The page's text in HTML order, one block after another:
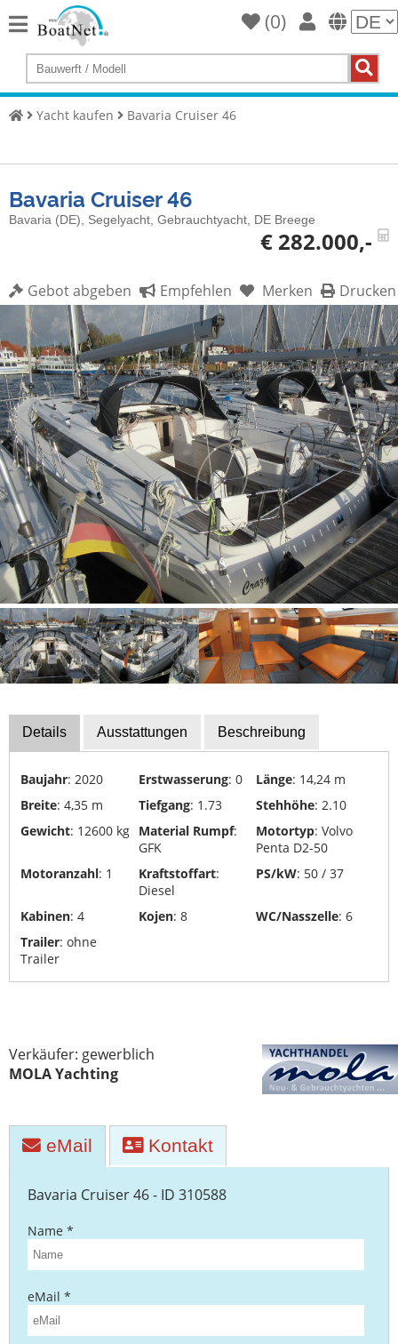
Home
Yacht
Gewerbliche
Verkäufer
Auktionen
Yachtmakler
Services
Bootszubehör
Finanzierung
Gestohlene
Boote
Messekalender
Sachverständige
Segel-
&
Sportbootschulen
Versicherungen
Recycling
Entsorgung
Yachttransporte
Yachtwerften
(0)
Yacht kaufen Bavaria Cruiser 46
Bavaria Cruiser 46
Bavaria (DE), Segelyacht, Gebrauchtyacht, DE Breege
€ 282.000,-
Gebot abgeben Empfehlen Merken Drucken
Details Ausstattungen Beschreibung
Baujahr: 2020 Erstwasserung: 0 Länge: 14,24 m
Breite: 4,35 m Tiefgang: 1.73 Stehhöhe: 2.10
Gewicht: 12600 kg Material Rumpf:
GFK
Motortyp: Volvo
Penta D2-50
Motoranzahl: 1 Kraftstoffart:
Diesel
PS/kW: 50 / 37
Kabinen: 4 Kojen: 8 WC/Nasszelle: 6
Trailer: ohne
Trailer
Verkäufer: gewerblich
MOLA Yachting
eMail Kontakt
Bavaria Cruiser 46 - ID 310588
Name *
eMail *